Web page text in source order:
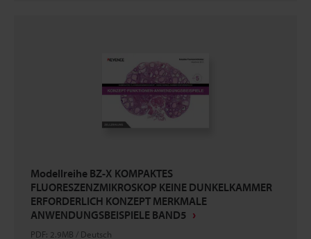
Modellreihe BZ-X KOMPAKTES
FLUORESZENZMIKROSKOP KEINE DUNKELKAMMER
ERFORDERLICH KONZEPT MERKMALE
ANWENDUNGSBEISPIELE BAND5
PDF: 2.9MB / Deutsch